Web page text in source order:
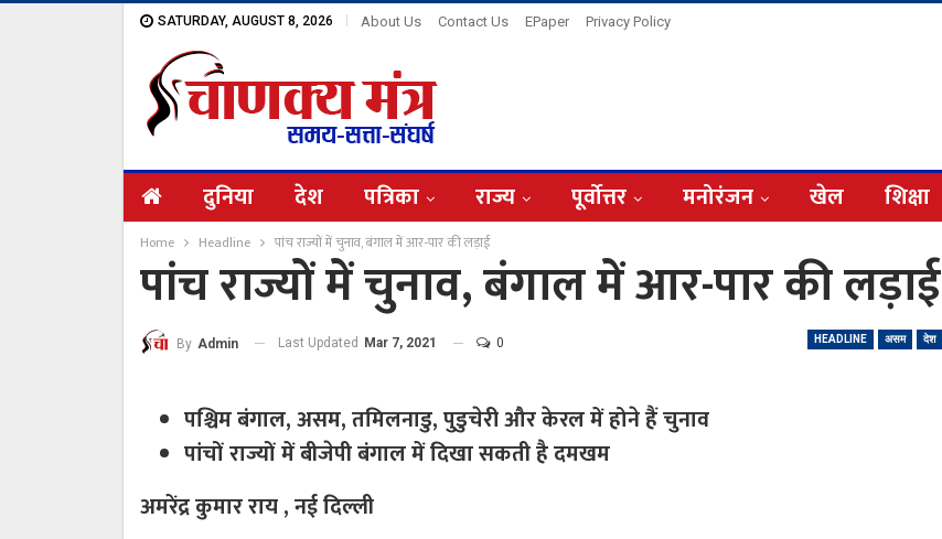
SATURDAY, AUGUST 8, 2026 About Us Contact Us EPaper Privacy Policy
दुनिया देश पत्रिका राज्य पूर्वोत्तर मनोरंजन खेल शिक्षा
Home Headline पांच राज्यों में चुनाव, बंगाल में आर-पार की लड़ाई
पांच राज्यों में चुनाव, बंगाल में आर-पार की लड़ाई
HEADLINE असम देश
By Admin Last Updated Mar 7, 2021 0
पश्चिम बंगाल, असम, तमिलनाडु, पुडुचेरी और केरल में होने हैं चुनाव
पांचों राज्यों में बीजेपी बंगाल में दिखा सकती है दमखम
अमरेंद्र कुमार राय , नई दिल्ली